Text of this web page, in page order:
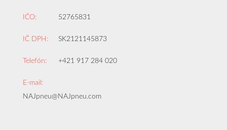
IČO: 52765831
IČ DPH: SK2121145873
Telefón: +421 917 284 020
E-mail:
NAJpneu@NAJpneu.com